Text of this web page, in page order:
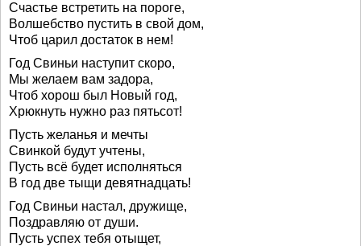
Счастье встретить на пороге,
Волшебство пустить в свой дом,
Чтоб царил достаток в нем!
Год Свиньи наступит скоро,
Мы желаем вам задора,
Чтоб хорош был Новый год,
Хрюкнуть нужно раз пятьсот!
Пусть желанья и мечты
Свинкой будут учтены,
Пусть всё будет исполняться
В год две тыщи девятнадцать!
Год Свиньи настал, дружище,
Поздравляю от души.
Пусть успех тебя отыщет,